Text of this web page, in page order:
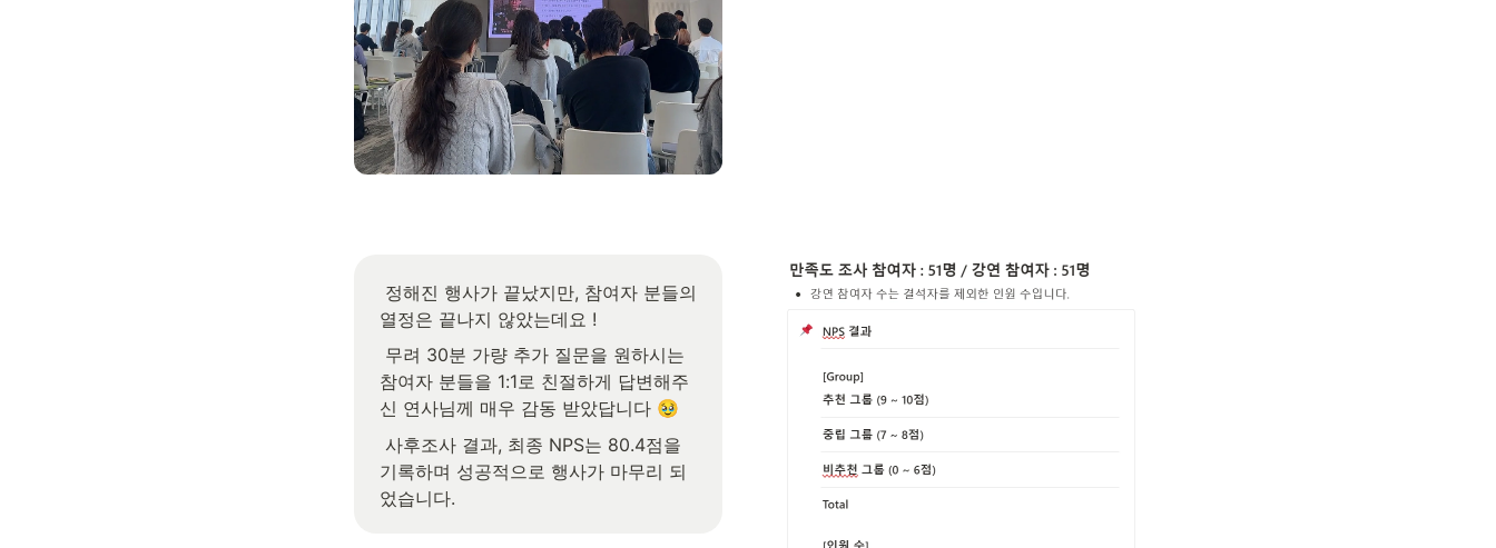
열정은 끝나지 않았는데요 !
참여자 분들을 1:1로 친절하게 답변해주
신 연사님께 매우 감동 받았답니다 🥹
기록하며 성공적으로 행사가 마무리 되
었습니다.